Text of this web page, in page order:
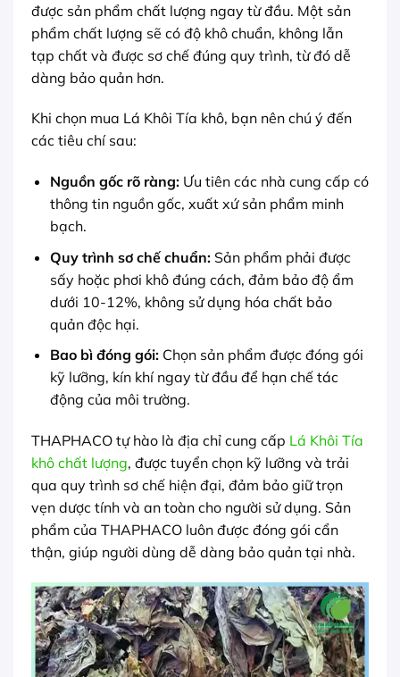
được sản phẩm chất lượng ngay từ đầu. Một sản
phẩm chất lượng sẽ có độ khô chuẩn, không lẫn
tạp chất và được sơ chế đúng quy trình, từ đó dễ
dàng bảo quản hơn.
Khi chọn mua Lá Khôi Tía khô, bạn nên chú ý đến
các tiêu chí sau:
Nguồn gốc rõ ràng:Ưu tiên các nhà cung cấp có
thông tin nguồn gốc, xuất xứ sản phẩm minh
bạch.
Quy trình sơ chế chuẩn:Sản phẩm phải được
sấy hoặc phơi khô đúng cách, đảm bảo độ ẩm
dưới 10-12%, không sử dụng hóa chất bảo
quản độc hại.
Bao bì đóng gói:Chọn sản phẩm được đóng gói
kỹ lưỡng, kín khí ngay từ đầu để hạn chế tác
động của môi trường.
THAPHACO tự hào là địa chỉ cung cấp Lá Khôi Tía
khô chất lượng, được tuyển chọn kỹ lưỡng và trải
qua quy trình sơ chế hiện đại, đảm bảo giữ trọn
vẹn dược tính và an toàn cho người sử dụng. Sản
phẩm của THAPHACO luôn được đóng gói cẩn
thận, giúp người dùng dễ dàng bảo quản tại nhà.